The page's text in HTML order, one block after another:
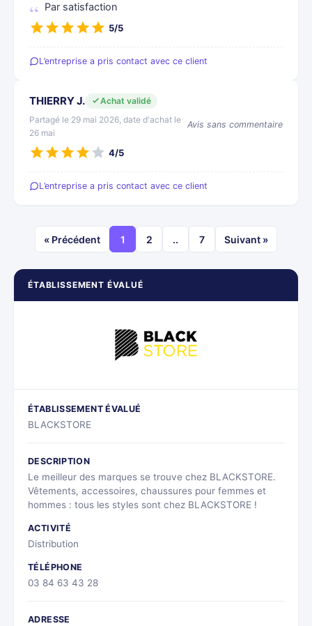
ÉTABLISSEMENT ÉVALUÉ
ÉTABLISSEMENT ÉVALUÉ
BLACKSTORE
DESCRIPTION
Le meilleur des marques se trouve chez BLACKSTORE.
Vêtements, accessoires, chaussures pour femmes et
hommes : tous les styles sont chez BLACKSTORE !
ACTIVITÉ
Distribution
TÉLÉPHONE
03 84 63 43 28
ADRESSE
Par satisfaction
5/5
L’entreprise a pris contact avec ce client
THIERRY J.
Achat validé
Partagé le 29 mai 2026, date d'achat le
26 mai
Avis sans commentaire
4/5
L’entreprise a pris contact avec ce client
« Précédent 1 2 .. 7 Suivant »